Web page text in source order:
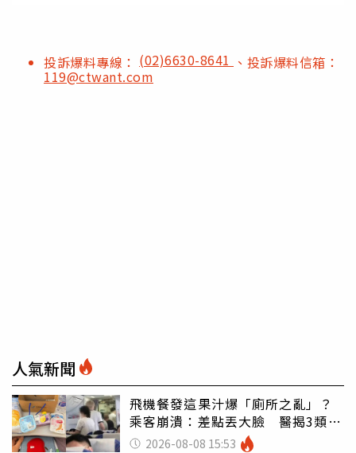
投訴爆料專線： (02)6630-8641 、投訴爆料信箱：
119@ctwant.com
人氣新聞
飛機餐發這果汁爆「廁所之亂」？
乘客崩潰：差點丟大臉 醫揭3類人
別亂喝
2026-08-08 15:53